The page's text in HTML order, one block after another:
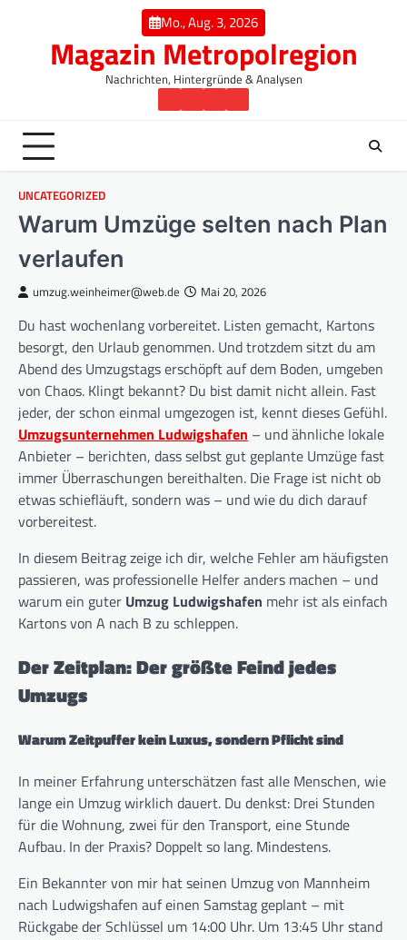
Mo., Aug. 3, 2026
Magazin Metropolregion
Nachrichten, Hintergründe & Analysen
Startseite
Regionen
WirtschaftGesellschaft
UNCATEGORIZED
Warum Umzüge selten nach Plan
verlaufen
umzug.weinheimer@web.de Mai 20, 2026
Du hast wochenlang vorbereitet. Listen gemacht, Kartons
besorgt, den Urlaub genommen. Und trotzdem sitzt du am
Abend des Umzugstags erschöpft auf dem Boden, umgeben
von Chaos. Klingt bekannt? Du bist damit nicht allein. Fast
jeder, der schon einmal umgezogen ist, kennt dieses Gefühl.
Umzugsunternehmen Ludwigshafen – und ähnliche lokale
Anbieter – berichten, dass selbst gut geplante Umzüge fast
immer Überraschungen bereithalten. Die Frage ist nicht ob
etwas schiefläuft, sondern was – und wie du dich darauf
vorbereitest.
In diesem Beitrag zeige ich dir, welche Fehler am häufigsten
passieren, was professionelle Helfer anders machen – und
warum ein guter Umzug Ludwigshafen mehr ist als einfach
Kartons von A nach B zu schleppen.
Der Zeitplan: Der größte Feind jedes
Umzugs
Warum Zeitpuffer kein Luxus, sondern Pflicht sind
In meiner Erfahrung unterschätzen fast alle Menschen, wie
lange ein Umzug wirklich dauert. Du denkst: Drei Stunden
für die Wohnung, zwei für den Transport, eine Stunde
Aufbau. In der Praxis? Doppelt so lang. Mindestens.
Ein Bekannter von mir hat seinen Umzug von Mannheim
nach Ludwigshafen auf einen Samstag geplant – mit
Rückgabe der Schlüssel um 14:00 Uhr. Um 13:45 Uhr stand